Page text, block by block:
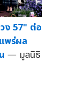
ง 57" ต่อ
พร่ผล
— มูลนิธิ